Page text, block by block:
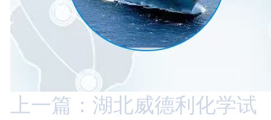
上一篇：湖北威德利化学试